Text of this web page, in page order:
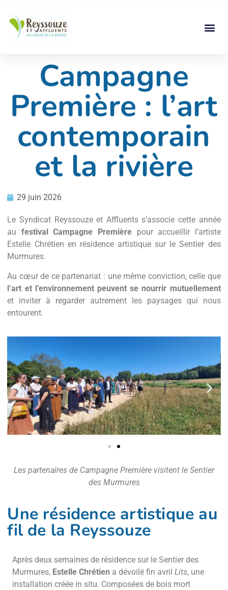
Campagne
Première : l’art
contemporain
et la rivière
29 juin 2026
Le Syndicat Reyssouze et Affluents s’associe cette année
au festival Campagne Première pour accueillir l’artiste
Estelle Chrétien en résidence artistique sur le Sentier des
Murmures.
Au cœur de ce partenariat : une même conviction, celle que
l’art et l’environnement peuvent se nourrir mutuellement
et inviter à regarder autrement les paysages qui nous
entourent.
Les partenaires de Campagne Première visitent le Sentier
des Murmures
Une résidence artistique au
fil de la Reyssouze
Après deux semaines de résidence sur le Sentier des
Murmures, Estelle Chrétien a dévoilé fin avrilLits, une
installation créée in situ. Composées de bois mort